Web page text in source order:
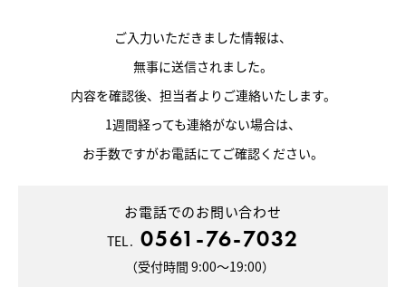
ご入力いただきました情報は、
無事に送信されました。
内容を確認後、担当者よりご連絡いたします。
1週間経っても連絡がない場合は、
お手数ですがお電話にてご確認ください。
お電話でのお問い合わせ
TEL. 0561-76-7032
（受付時間 9:00〜19:00）